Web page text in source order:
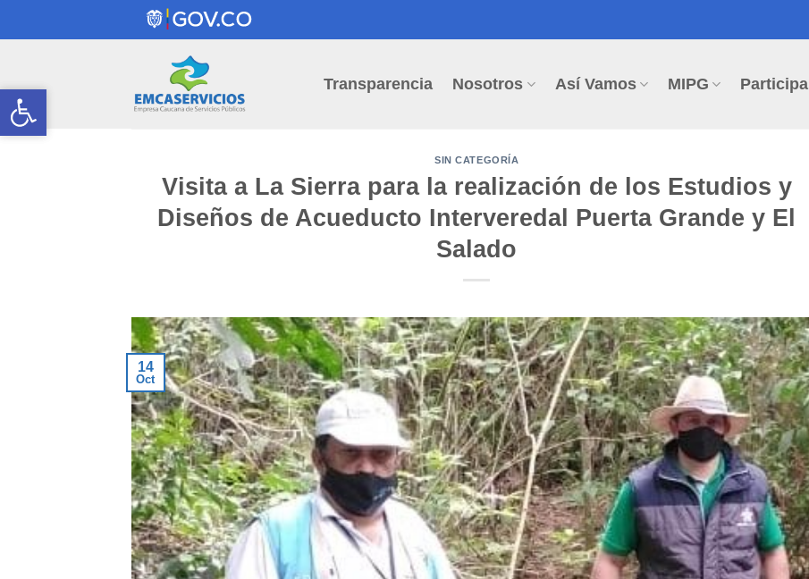
Transparencia Nosotros Así Vamos MIPG Participa
SIN CATEGORÍA
Visita a La Sierra para la realización de los Estudios y
Diseños de Acueducto Interveredal Puerta Grande y El
Salado
14
Oct
Open toolbar
Open toolbar